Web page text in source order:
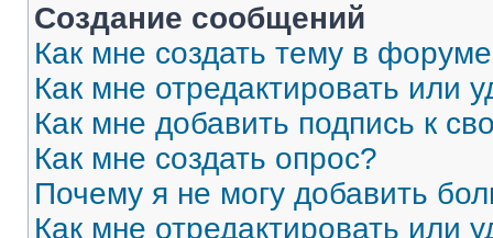
Создание сообщений
Как мне создать тему в
Как мне отредактировать или
Как мне добавить подпись к
Как мне создать опрос?
Почему я не могу добавить
Как мне отредактировать или